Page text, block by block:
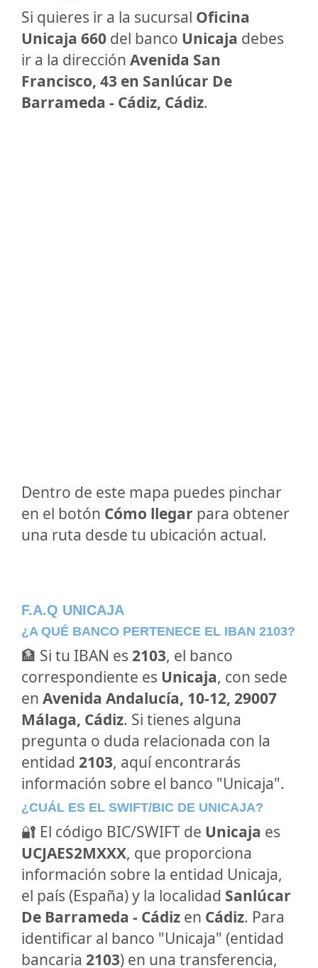
Si quieres ir a la sucursal Oficina
Unicaja 660 del banco Unicaja debes
ir a la dirección Avenida San
Francisco, 43 en Sanlúcar De
Barrameda - Cádiz, Cádiz.
Dentro de este mapa puedes pinchar
en el botón Cómo llegar para obtener
una ruta desde tu ubicación actual.
F.A.Q UNICAJA
¿A QUÉ BANCO PERTENECE EL IBAN 2103?
🏦 Si tu IBAN es 2103, el banco
correspondiente es Unicaja, con sede
en Avenida Andalucía, 10-12, 29007
Málaga, Cádiz. Si tienes alguna
pregunta o duda relacionada con la
entidad 2103, aquí encontrarás
información sobre el banco "Unicaja".
¿CUÁL ES EL SWIFT/BIC DE UNICAJA?
🔐 El código BIC/SWIFT de Unicaja es
UCJAES2MXXX, que proporciona
información sobre la entidad Unicaja,
el país (España) y la localidad Sanlúcar
De Barrameda - Cádiz en Cádiz. Para
identificar al banco "Unicaja" (entidad
bancaria 2103) en una transferencia,